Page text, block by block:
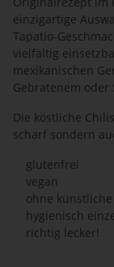
einzigartige
Tapatío-
vielfältig
mexikanischen
Gebratenem oder
Die köstliche
scharf sondern
glutenfrei
vegan
ohne künstliche
hygienisch
richtig lecker!